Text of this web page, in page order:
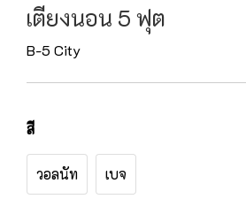
เตียงนอน 5 ฟุต
B-5 City
สี
วอลนัท เบจ